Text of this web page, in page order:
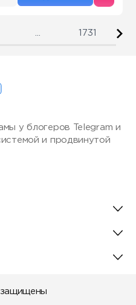
1731
у блогеров Telegram и
и продвинутой
защищены